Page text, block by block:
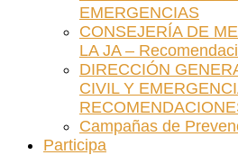
EMERGENCIAS
CONSEJERÍA DE
LA JA –
DIRECCIÓN
CIVIL Y
Campañas de
Participa